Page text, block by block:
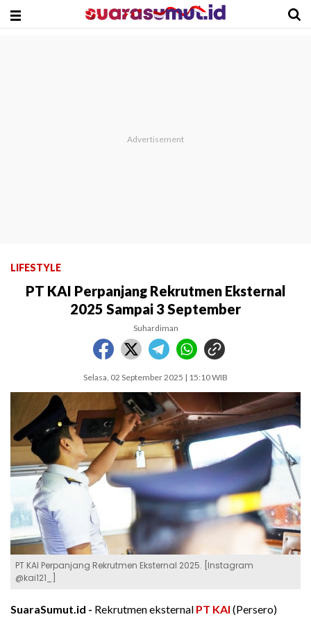
LIFESTYLE
PT KAI Perpanjang Rekrutmen Eksternal
2025 Sampai 3 September
Suhardiman
Selasa, 02 September 2025 | 15:10 WIB
PT KAI Perpanjang Rekrutmen Eksternal 2025. [Instagram
@kai121_]
SuaraSumut.id - Rekrutmen eksternal PT KAI (Persero)